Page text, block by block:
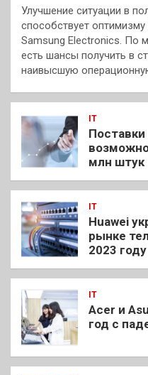
Улучшение ситуации в
способствует
Samsung Electronics. По
есть шансы получить в
наивысшую
IT
млн штук
IT
Huawei
рынке
2023 году
IT
Acer и
год с